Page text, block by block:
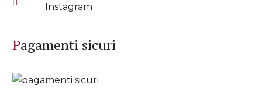
Instagram
Pagamenti sicuri